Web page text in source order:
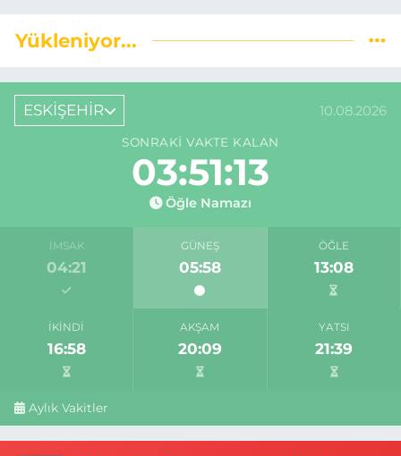
Yükleniyor...
ESKİŞEHİR 10.08.2026
SONRAKI VAKTE KALAN
03:51:12
Öğle Namazı
İMSAK
04:21
GÜNEŞ
05:58
ÖĞLE
13:08
İKINDI
16:58
AKŞAM
20:09
YATSI
21:39
Aylık Vakitler